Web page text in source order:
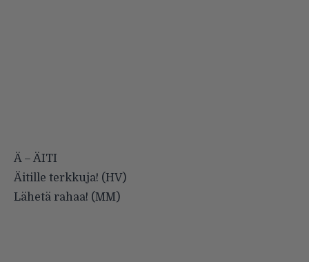
Ä – ÄITI
Äitille terkkuja! (HV)
Lähetä rahaa! (MM)